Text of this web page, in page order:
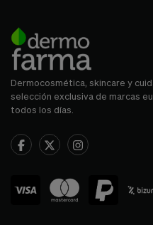
Dermocosmética, skincare y
selección exclusiva de marcas
todos los días.